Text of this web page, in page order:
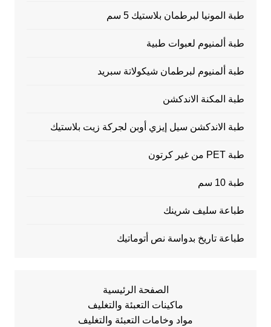
طبة المونيا لبرطمان بلاستيك 5 سم
طبة ألمنيوم لعبوات طبية
طبة ألمنيوم لبرطمان شيكولاتة سبريد
طبة المكنة الاندكشن
طبة الاندكشن سيل إيزي أوبن لجركة زيت بلاستيك
طبة PET من غير كرتون
طبة 10 سم
طباعة سليف شرينك
طباعة تاريخ بدواسة نص أتوماتيك
الصفحة الرئيسية
ماكينات التعبئة والتغليف
مواد وخامات التعبئة والتغليف